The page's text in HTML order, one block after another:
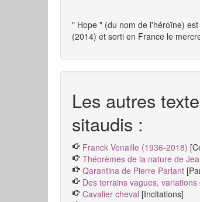
" Hope " (du nom de l'héroïne)
(2014) et sorti en France le
Les autres
sitaudis :
Franck Venaille (1936-2018)
Théorèmes de la nature de
Qarantina de Pierre Parlant
Des terrains vagues,
Cavalier cheval [Incitations]